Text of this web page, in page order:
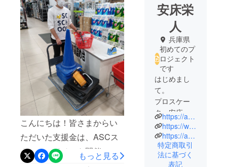
こんにちは！皆さまからい
ただいた支援金は、ASCス
クールのイベント開催に必
もっと見る
安床栄
人
兵庫県
初めてのプ
ロジェクト
です
はじめまし
て。
プロスケー
ター安床栄
人（やすと
こえいと）
です。
https://ameblo.jp/8yasutoko/
https://www.instagram.com/eitoyasutoko/
https://ascschool.com
特定商取引
法に基づく
表記